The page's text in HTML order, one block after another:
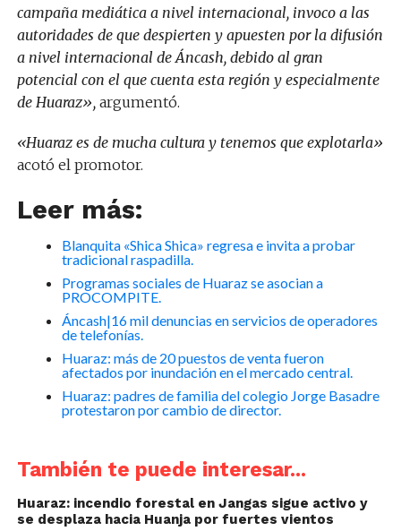
campaña mediática a nivel internacional, invoco a las
autoridades de que despierten y apuesten por la difusión
a nivel internacional de Áncash, debido al gran
potencial con el que cuenta esta región y especialmente
de Huaraz», argumentó.
«Huaraz es de mucha cultura y tenemos que explotarla»
acotó el promotor.
Leer más:
Blanquita «Shica Shica» regresa e invita a probar
tradicional raspadilla.
Programas sociales de Huaraz se asocian a
PROCOMPITE.
Áncash|16 mil denuncias en servicios de operadores
de telefonías.
Huaraz: más de 20 puestos de venta fueron
afectados por inundación en el mercado central.
Huaraz: padres de familia del colegio Jorge Basadre
protestaron por cambio de director.
También te puede interesar...
Huaraz: incendio forestal en Jangas sigue activo y
se desplaza hacia Huanja por fuertes vientos